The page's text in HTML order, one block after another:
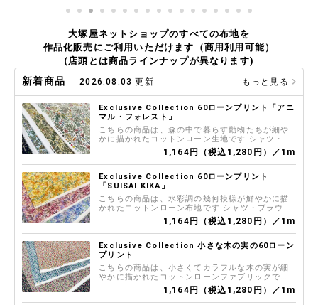
大塚屋ネットショップのすべての布地を
作品化販売にご利用いただけます（商用利用可能）
(店頭とは商品ラインナップが異なります)
新着商品 2026.08.03 更新 もっと見る
Exclusive Collection 60ローンプリント「アニ
マル・フォレスト」
こちらの商品は、森の中で暮らす動物たちが細や
かに描かれたコットンローン生地です シャツ・ブ
ラウス、スカートなどの雰囲気あるお洋服づくり
1,164円（税込1,280円）／1m
Exclusive Collection 60ローンプリント
「SUISAI KIKA」
こちらの商品は、水彩調の幾何模様が鮮やかに描
かれたコットンローン布地です シャツ・ブラウ
ス、スカートなどの雰囲気あるお洋服づくりにお
1,164円（税込1,280円）／1m
Exclusive Collection 小さな木の実の60ローン
プリント
こちらの商品は、小さくてカラフルな木の実が細
やかに描かれたコットンローンファブリックです
シャツ・ブラウス、スカートなどの雰囲気あるお
洋服づくりにおすすめです
1,164円（税込1,280円）／1m